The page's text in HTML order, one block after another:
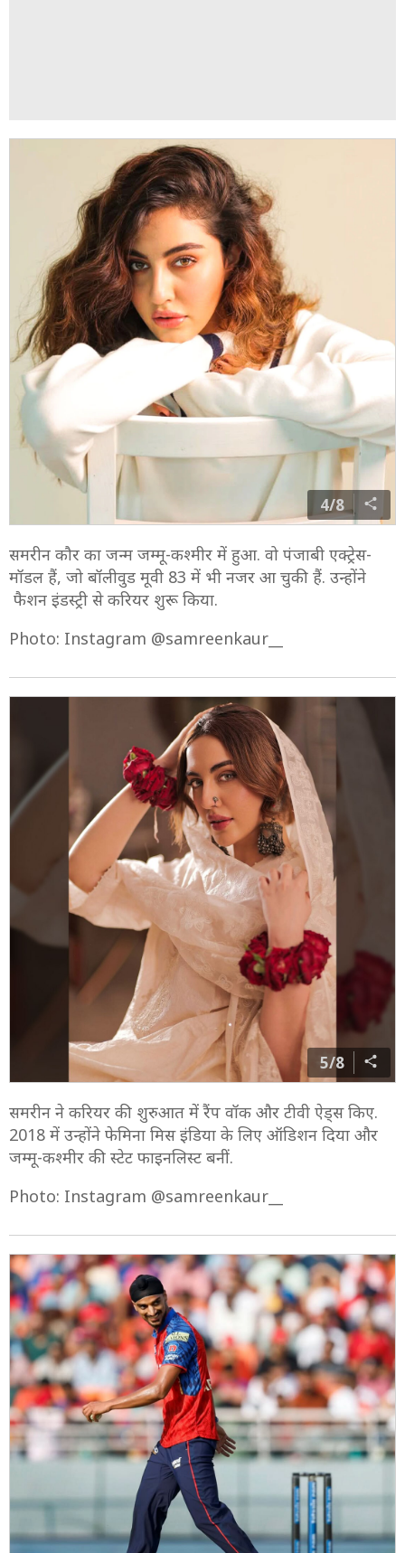
4/8
समरीन कौर का जन्म जम्मू-कश्मीर में हुआ. वो पंजाबी एक्ट्रेस-
मॉडल हैं, जो बॉलीवुड मूवी 83 में भी नजर आ चुकी हैं. उन्होंने
फैशन इंडस्ट्री से करियर शुरू किया.
Photo: Instagram @samreenkaur__
5/8
समरीन ने करियर की शुरुआत में रैंप वॉक और टीवी ऐड्स किए.
2018 में उन्होंने फेमिना मिस इंडिया के लिए ऑडिशन दिया और
जम्मू-कश्मीर की स्टेट फाइनलिस्ट बनीं.
Photo: Instagram @samreenkaur__